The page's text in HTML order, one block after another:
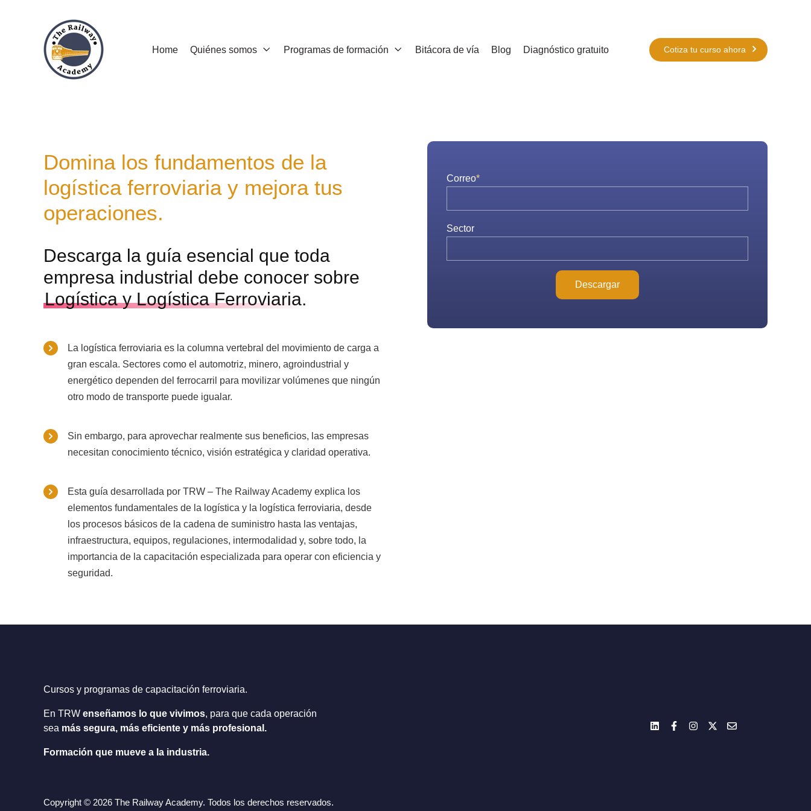
Home Quiénes somos Programas de formación Bitácora de vía Blog Diagnóstico gratuito Cotiza tu curso ahora
Domina los fundamentos de la
logística ferroviaria y mejora tus
operaciones.
Descarga la guía esencial que toda
empresa industrial debe conocer sobre
Logística y Logística Ferroviaria.
La logística ferroviaria es la columna vertebral del movimiento de carga a
gran escala. Sectores como el automotriz, minero, agroindustrial y
energético dependen del ferrocarril para movilizar volúmenes que ningún
otro modo de transporte puede igualar.
Sin embargo, para aprovechar realmente sus beneficios, las empresas
necesitan conocimiento técnico, visión estratégica y claridad operativa.
Esta guía desarrollada por TRW – The Railway Academy explica los
elementos fundamentales de la logística y la logística ferroviaria, desde
los procesos básicos de la cadena de suministro hasta las ventajas,
infraestructura, equipos, regulaciones, intermodalidad y, sobre todo, la
importancia de la capacitación especializada para operar con eficiencia y
seguridad.
Correo*
Sector
Cursos y programas de capacitación ferroviaria.
En TRW enseñamos lo que vivimos, para que cada operación
sea más segura, más eficiente y más profesional.
Formación que mueve a la industria.
Copyright © 2026 The Railway Academy. Todos los derechos reservados.